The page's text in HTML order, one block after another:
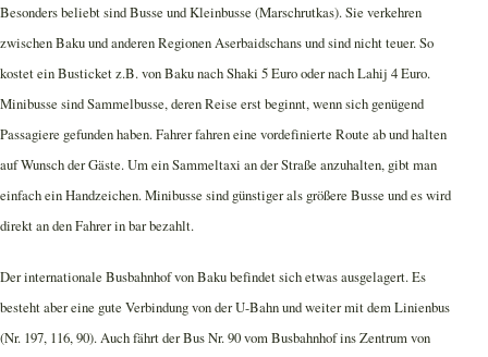
Besonders beliebt sind Busse und Kleinbusse (Marschrutkas). Sie verkehren
zwischen Baku und anderen Regionen Aserbaidschans und sind nicht teuer. So
kostet ein Busticket z.B. von Baku nach Shaki 5 Euro oder nach Lahij 4 Euro.
Minibusse sind Sammelbusse, deren Reise erst beginnt, wenn sich genügend
Passagiere gefunden haben. Fahrer fahren eine vordefinierte Route ab und halten
auf Wunsch der Gäste. Um ein Sammeltaxi an der Straße anzuhalten, gibt man
einfach ein Handzeichen. Minibusse sind günstiger als größere Busse und es wird
direkt an den Fahrer in bar bezahlt.
Der internationale Busbahnhof von Baku befindet sich etwas ausgelagert. Es
besteht aber eine gute Verbindung von der U-Bahn und weiter mit dem Linienbus
(Nr. 197, 116, 90). Auch fährt der Bus Nr. 90 vom Busbahnhof ins Zentrum von